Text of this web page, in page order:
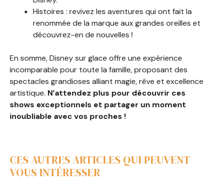
Histoires : revivez les aventures qui ont fait la
renommée de la marque aux grandes oreilles et
découvrez-en de nouvelles !
En somme, Disney sur glace offre une expérience
incomparable pour toute la famille, proposant des
spectacles grandioses alliant magie, rêve et excellence
artistique. N’attendez plus pour découvrir ces
shows exceptionnels et partager un moment
inoubliable avec vos proches !
CES AUTRES ARTICLES QUI PEUVENT
VOUS INTÉRESSER